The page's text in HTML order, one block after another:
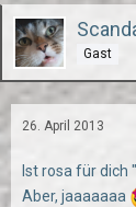
Gast
26. April 2013
Ist rosa für dich
Aber, jaaaaaaa